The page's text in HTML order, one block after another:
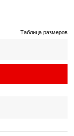
Таблица размеров